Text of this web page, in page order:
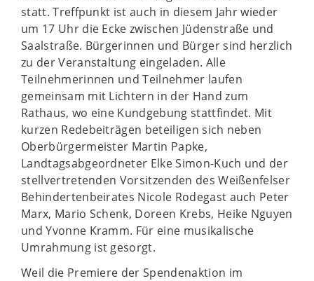
statt. Treffpunkt ist auch in diesem Jahr wieder
um 17 Uhr die Ecke zwischen Jüdenstraße und
Saalstraße. Bürgerinnen und Bürger sind herzlich
zu der Veranstaltung eingeladen. Alle
Teilnehmerinnen und Teilnehmer laufen
gemeinsam mit Lichtern in der Hand zum
Rathaus, wo eine Kundgebung stattfindet. Mit
kurzen Redebeiträgen beteiligen sich neben
Oberbürgermeister Martin Papke,
Landtagsabgeordneter Elke Simon-Kuch und der
stellvertretenden Vorsitzenden des Weißenfelser
Behindertenbeirates Nicole Rodegast auch Peter
Marx, Mario Schenk, Doreen Krebs, Heike Nguyen
und Yvonne Kramm. Für eine musikalische
Umrahmung ist gesorgt.
Weil die Premiere der Spendenaktion im